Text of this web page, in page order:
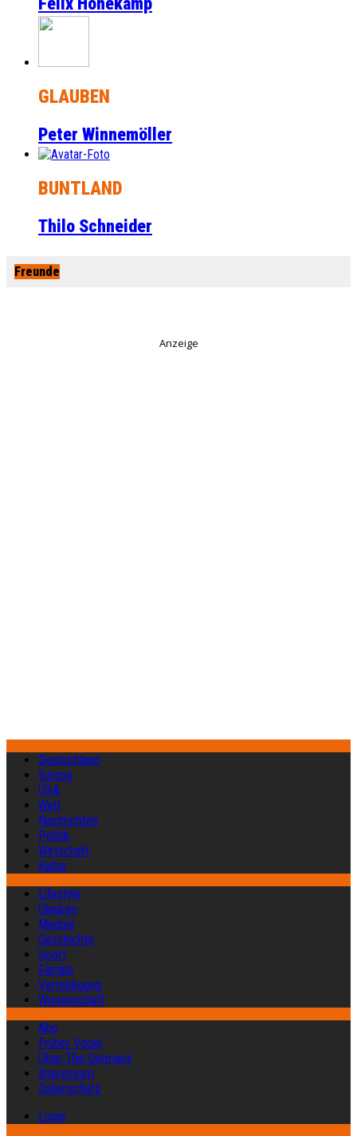
GLAUBEN
Peter Winnemöller
BUNTLAND
Thilo Schneider
Freunde
Anzeige
Deutschland
Europa
USA
Welt
Nachrichten
Politik
Wirtschaft
Kultur
Lifestyle
Glauben
Medien
Geschichte
Sport
Familie
Verteidigung
Wissenschaft
Abo
Früher Vogel
Über The Germanz
Impressum
Datenschutz
Login